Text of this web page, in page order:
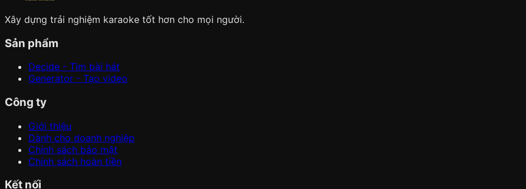
Xây dựng trải nghiệm karaoke tốt hơn cho mọi người.
Sản phẩm
Decide - Tìm bài hát
Generator - Tạo video
Công ty
Giới thiệu
Dành cho doanh nghiệp
Chính sách bảo mật
Chính sách hoàn tiền
Kết nối